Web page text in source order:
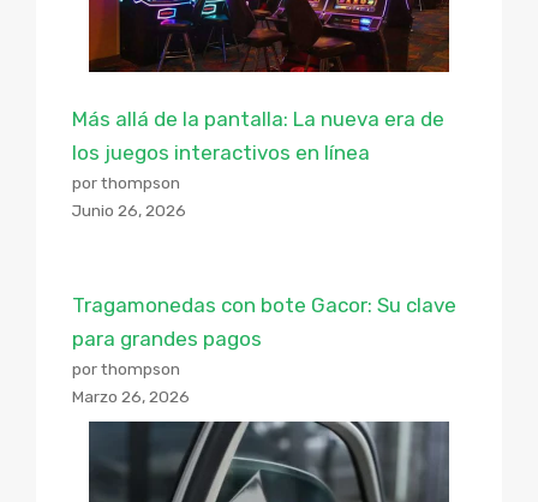
Más allá de la pantalla: La nueva era de
los juegos interactivos en línea
por thompson
Junio 26, 2026
Tragamonedas con bote Gacor: Su clave
para grandes pagos
por thompson
Marzo 26, 2026